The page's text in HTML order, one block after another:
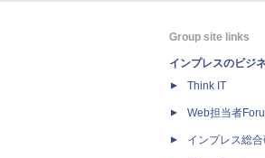
Group site links
インプレスのビジ
Think IT
Web担当者
インプレス総